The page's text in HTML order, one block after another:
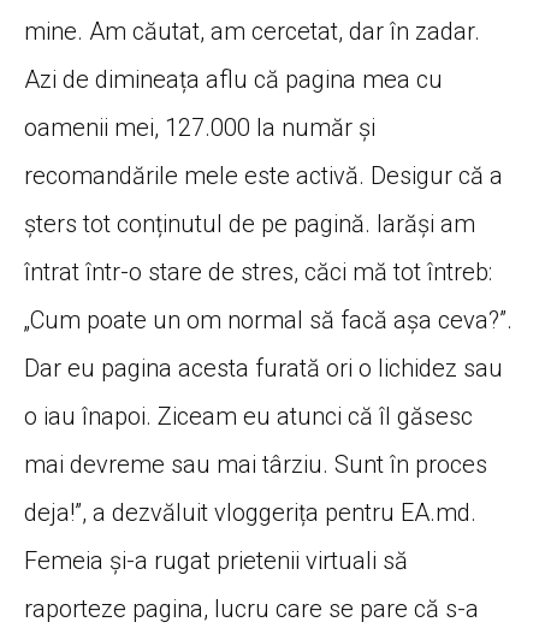
mine. Am căutat, am cercetat, dar în zadar.
Azi de dimineața aflu că pagina mea cu
oamenii mei, 127.000 la număr și
recomandările mele este activă. Desigur că a
șters tot conținutul de pe pagină. Iarăși am
întrat într-o stare de stres, căci mă tot întreb:
„Cum poate un om normal să facă așa ceva?”.
Dar eu pagina acesta furată ori o lichidez sau
o iau înapoi. Ziceam eu atunci că îl găsesc
mai devreme sau mai târziu. Sunt în proces
deja!”, a dezvăluit vloggerița pentru EA.md.
Femeia și-a rugat prietenii virtuali să
raporteze pagina, lucru care se pare că s-a